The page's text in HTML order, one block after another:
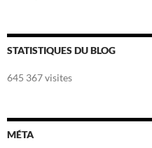
STATISTIQUES DU BLOG
645 367 visites
MÉTA